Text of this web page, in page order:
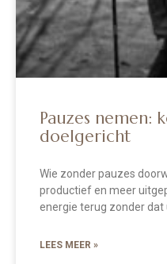
Pauzes nemen:
doelgericht
Wie zonder pauzes
productief en meer
energie terug zonder dat
LEES MEER »